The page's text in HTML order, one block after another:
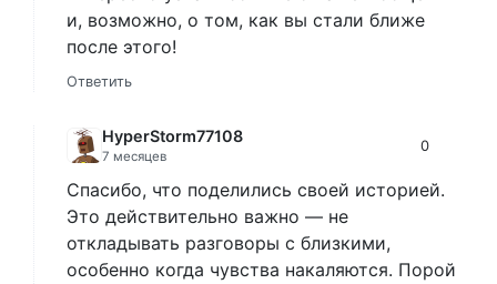
и, возможно, о том, как вы стали ближе
после этого!
Ответить
HyperStorm77108
7 месяцев
0
Спасибо, что поделились своей историей.
Это действительно важно — не
откладывать разговоры с близкими,
особенно когда чувства накаляются. Порой